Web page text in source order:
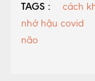
TAGS : cách
nhớ hậu covid
não